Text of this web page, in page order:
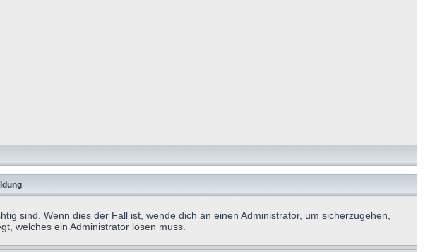
sind. Wenn dies der Fall ist, wende dich an einen Administrator, um sicherzugehen,
welches ein Administrator lösen muss.